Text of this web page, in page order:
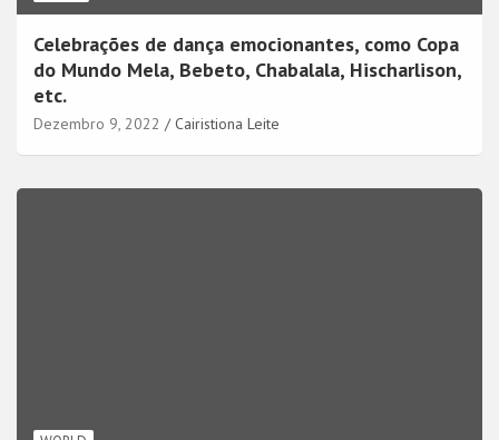
Celebrações de dança emocionantes, como Copa
do Mundo Mela, Bebeto, Chabalala, Hischarlison,
etc.
Dezembro 9, 2022 Cairistiona Leite